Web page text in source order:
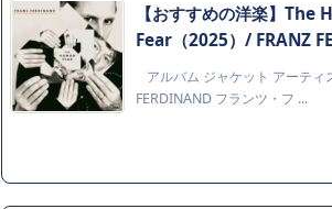
【おすすめの洋楽】The
Fear（2025）/ FRANZ
アルバム ジャケット アーティ
FERDINAND フランツ・フ ...